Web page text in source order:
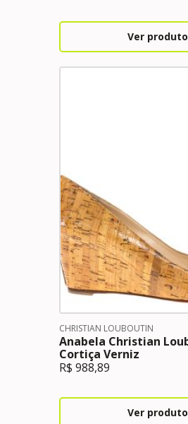
Ver produto
CHRISTIAN LOUBOUTIN
Anabela Christian
Cortiça Verniz
R$ 988,89
Ver produto